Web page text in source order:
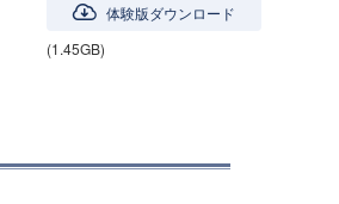
体験版ダウンロード
(1.45GB)